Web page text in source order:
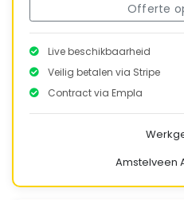
Offerte
Live beschikbaarheid
Veilig betalen via Stripe
Contract via Empla
Amstelveen